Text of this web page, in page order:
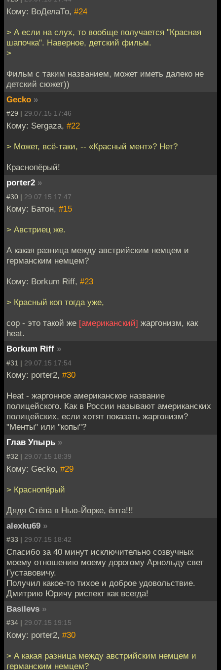
Кому: ВоДелаТо, #24
> А если на слух, то вообще получается "Красная
шапочка". Наверное, детский фильм.
>
Фильм с таким названием, может иметь далеко не
детский сюжет))
Gecko »
#29 | 29.07.15 17:46
Кому: Sergaza, #22
> Может, всё-таки, -- «Красный мент»? Нет?
Краснопёрый!
porter2 »
#30 | 29.07.15 17:47
Кому: Батон, #15
> Австриец же.
А какая разница между австрийским немцем и
германским немцем?
Кому: Borkum Riff, #23
> Красный коп тогда уже,
cop - это такой же [американский] жаргонизм, как
heat.
Borkum Riff »
#31 | 29.07.15 17:54
Кому: porter2, #30
Heat - жаргонное американское название
полицейского. Как в России называют американских
полицейских, если хотят показать жаргонизм?
"Менты" или "копы"?
Глав Упырь »
#32 | 29.07.15 18:39
Кому: Gecko, #29
> Краснопёрый
Дядя Стёпа в Нью-Йорке, ёпта!!!
alexku69 »
#33 | 29.07.15 18:42
Спасибо за 40 минут исключительно созвучных
моему отношению моему дорогому Арнольду свет
Густавовичу.
Получил какое-то тихое и доброе удовольствие.
Дмитрию Юричу риспект как всегда!
Basilevs »
#34 | 29.07.15 19:15
Кому: porter2, #30
> А какая разница между австрийским немцем и
германским немцем?